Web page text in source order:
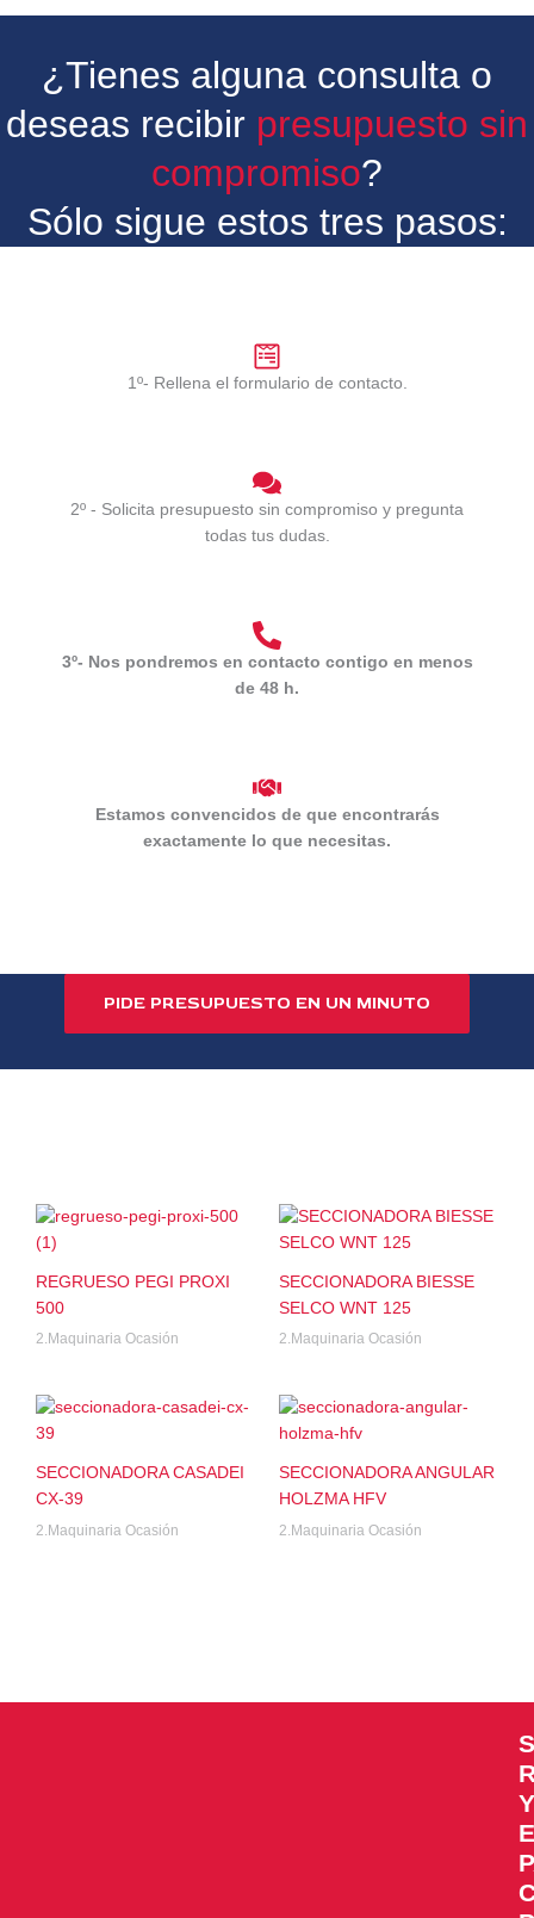
¿Tienes alguna consulta o
deseas recibir presupuesto sin
compromiso?
Sólo sigue estos tres pasos:
1º- Rellena el formulario de contacto.
2º - Solicita presupuesto sin compromiso y pregunta
todas tus dudas.
3º- Nos pondremos en contacto contigo en menos
de 48 h.
Estamos convencidos de que encontrarás
exactamente lo que necesitas.
PIDE PRESUPUESTO EN UN MINUTO
REGRUESO PEGI PROXI
500
2.Maquinaria Ocasión
SECCIONADORA BIESSE
SELCO WNT 125
2.Maquinaria Ocasión
SECCIONADORA CASADEI
CX-39
2.Maquinaria Ocasión
SECCIONADORA ANGULAR
HOLZMA HFV
2.Maquinaria Ocasión
Y